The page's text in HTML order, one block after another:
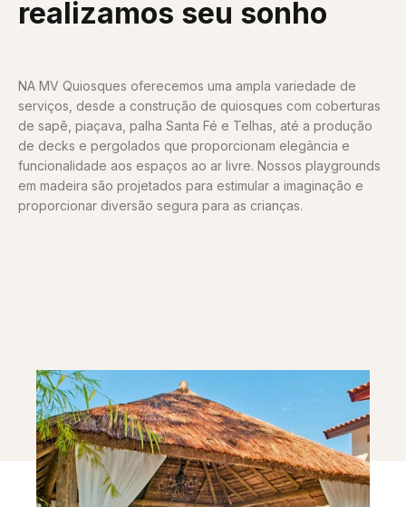
realizamos seu sonho
NA MV Quiosques oferecemos uma ampla variedade de
serviços, desde a construção de quiosques com coberturas
de sapê, piaçava, palha Santa Fé e Telhas, até a produção
de decks e pergolados que proporcionam elegância e
funcionalidade aos espaços ao ar livre. Nossos playgrounds
em madeira são projetados para estimular a imaginação e
proporcionar diversão segura para as crianças.